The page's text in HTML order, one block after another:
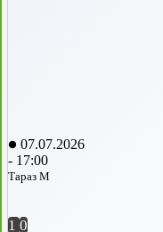
07.07.2026
- 17:00
Тараз М
1 0